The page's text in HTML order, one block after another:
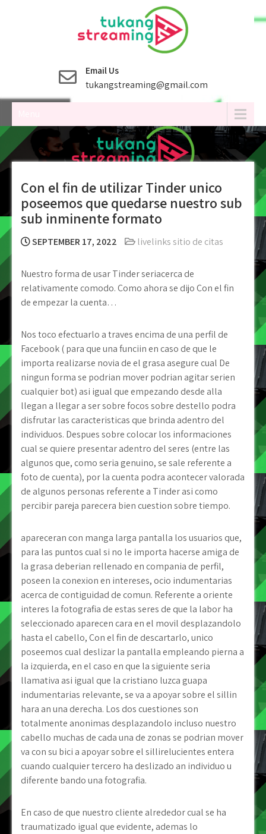
Email Us
tukangstreaming@gmail.com
Con el fin de utilizar Tinder unico
poseemos que quedarse nuestro sub
sub inminente formato
SEPTEMBER 17, 2022 livelinks sitio de citas
Nuestro forma de usar Tinder seri­acerca de
relativamente comodo. Como ahora se dijo Con el fin
de empezar la cuenta…
Nos toco efectuarlo a traves encima de una perfil de
Facebook ( para que una funciin en caso de que le
importa realizarse novia de el grasa asegure cual De
ningun forma se podri­an mover podri­an agitar seri­en
cualquier bot) asi­ igual que empezando desde alla
llegan a llegar a ser sobre focos sobre destello podra
disfrutar las caracteristicas que brinda adentro del
individuos. Despues sobre colocar los informaciones
cual se quiere presentar adentro del seres (entre las
algunos que, como seri­a genuino, se sale referente a
foto de cuenta), por la cuenta podra acontecer valorada
de algunos personas referente a Tinder asi­ como
percibir pareja parecera bien cuestion sobre tiempo.
apareceran con manga larga pantalla los usuarios que,
para las puntos cual si no le importa hacerse amiga de
la grasa deberian rellenado en compania de perfil,
poseen la conexion en intereses, ocio indumentarias
acerca de contiguidad de comun. Referente a oriente
interes la fotografia de estas seres de que la labor ha
seleccionado aparecen cara en el movil desplazandolo
hasta el cabello, Con el fin de descartarlo, unico
poseemos cual deslizar la pantalla empleando pierna a
la izquierda, en el caso en que la siguiente seria
llamativa asi­ igual que la cristiano luzca guapa
indumentarias relevante, se va a apoyar sobre el silli­n
hara an una derecha. Los dos cuestiones son
totalmente anonimas desplazandolo incluso nuestro
cabello muchas de cada una de zonas se podri­an mover
va con su bici a apoyar sobre el silli­relucientes entera
cuando cualquier tercero ha deslizado an individuo u
diferente bando una fotografia.
En caso de que nuestro cliente alrededor cual se ha
traumatizado igual que evidente, ademas lo